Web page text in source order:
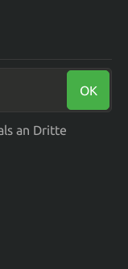
OK
an Dritte